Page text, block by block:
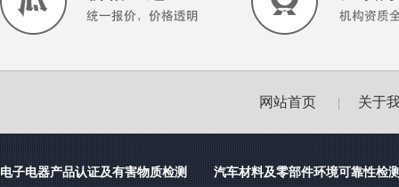
网站首页 关于
电子电器产品认证及有害物质检测 汽车材料及零部件环境可靠性检